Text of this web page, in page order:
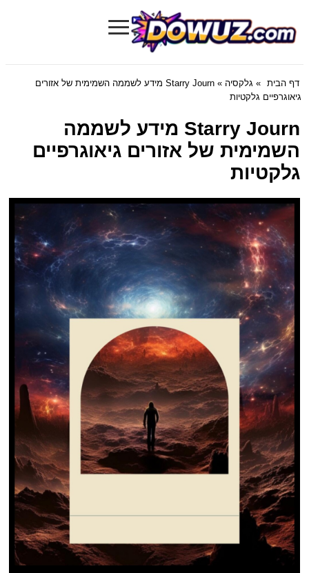
Dowuz.com
≡
דף הבית » גלקסיה
» Starry Journ מידע לשממה השמימית של אזורים
גיאוגרפיים גלקטיות
Starry Journ מידע לשממה
השמימית של אזורים גיאוגרפיים
גלקטיות